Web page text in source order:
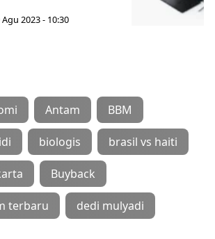
Agu 2023 - 10:30
Antam BBM
biologis brasil vs haiti
Buyback
terbaru dedi mulyadi